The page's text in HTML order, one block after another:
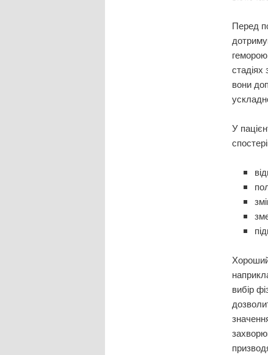
Перед
вони
У
вибір